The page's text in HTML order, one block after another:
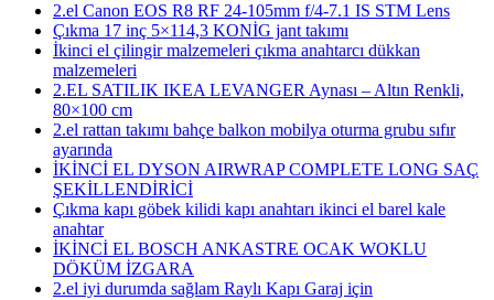
2.el Canon EOS R8 RF 24-105mm f/4-7.1 IS STM Lens
Çıkma 17 inç 5×114,3 KONİG jant takımı
İkinci el çilingir malzemeleri çıkma anahtarcı dükkan
malzemeleri
2.EL SATILIK IKEA LEVANGER Aynası – Altın Renkli,
80×100 cm
2.el rattan takımı bahçe balkon mobilya oturma grubu sıfır
ayarında
İKİNCİ EL DYSON AIRWRAP COMPLETE LONG SAÇ
ŞEKİLLENDİRİCİ
Çıkma kapı göbek kilidi kapı anahtarı ikinci el barel kale
anahtar
İKİNCİ EL BOSCH ANKASTRE OCAK WOKLU
DÖKÜM İZGARA
2.el iyi durumda sağlam Raylı Kapı Garaj için